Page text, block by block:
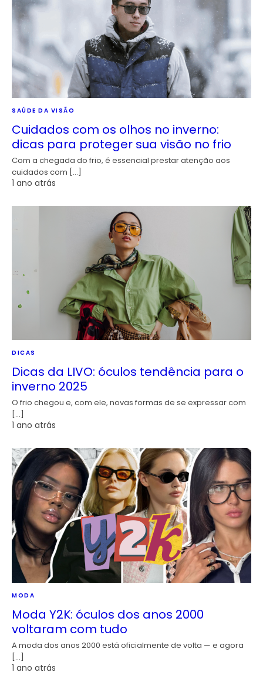
SAÚDE DA VISÃO
Cuidados com os olhos no inverno:
dicas para proteger sua visão no frio
Com a chegada do frio, é essencial prestar atenção aos
cuidados com […]
1 ano atrás
DICAS
Dicas da LIVO: óculos tendência para o
inverno 2025
O frio chegou e, com ele, novas formas de se expressar com
[…]
1 ano atrás
MODA
Moda Y2K: óculos dos anos 2000
voltaram com tudo
A moda dos anos 2000 está oficialmente de volta — e agora
[…]
1 ano atrás